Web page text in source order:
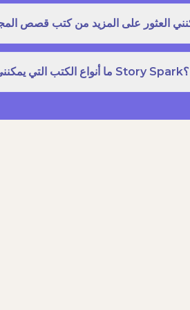
العثور على المزيد من كتب قصص
ما أنواع الكتب التي يمكنني إنشاؤها على Story Spark؟